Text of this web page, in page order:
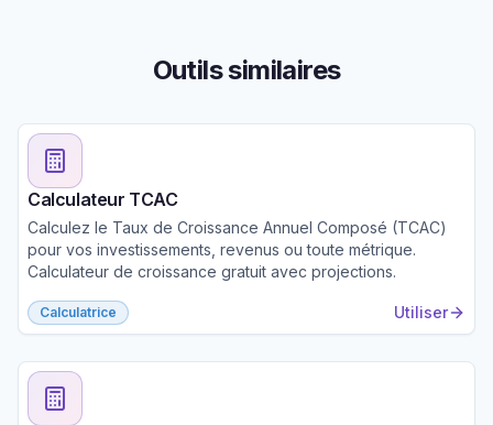
Outils similaires
Calculateur TCAC
Calculez le Taux de Croissance Annuel Composé (TCAC)
pour vos investissements, revenus ou toute métrique.
Calculateur de croissance gratuit avec projections.
Calculatrice Utiliser